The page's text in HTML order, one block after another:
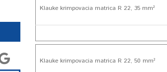
Klauke krimpovacia matrica R 22, 35 mm²
Klauke krimpovacia matrica R 22, 50 mm²